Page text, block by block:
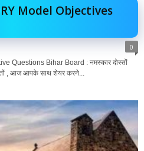
Model Objectives
0
Questions Bihar Board : नमस्कार दोस्तों
, आज आपके साथ शेयर करने...